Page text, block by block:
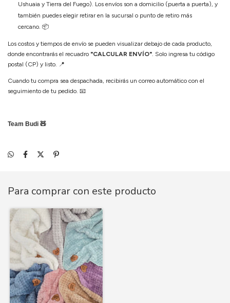
Ushuaia y Tierra del Fuego). Los envíos son a domicilio (puerta a puerta), y
también puedes elegir retirar en la sucursal o punto de retiro más
cercano. 📦
Los costos y tiempos de envío se pueden visualizar debajo de cada producto,
donde encontrarás el recuadro "CALCULAR ENVÍO". Solo ingresa tu código
postal (CP) y listo. 📍
Cuando tu compra sea despachada, recibirás un correo automático con el
seguimiento de tu pedido. 📧
Team Budi 🧸
Para comprar con este producto